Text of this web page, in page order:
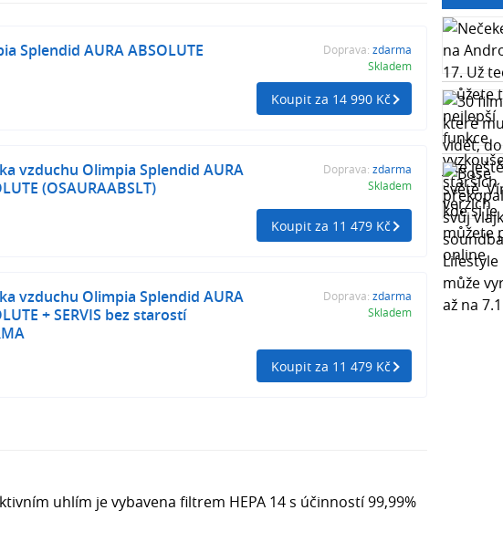
Splendid AURA ABSOLUTE Doprava: zdarma
Skladem
Koupit za 14 990 Kč
vzduchu Olimpia Splendid AURA
(OSAURAABSLT)
Doprava: zdarma
Skladem
Koupit za 11 479 Kč
vzduchu Olimpia Splendid AURA
+ SERVIS bez starostí
Doprava: zdarma
Skladem
Koupit za 11 479 Kč
uhlím je vybavena filtrem HEPA 14 s účinností 99,99%